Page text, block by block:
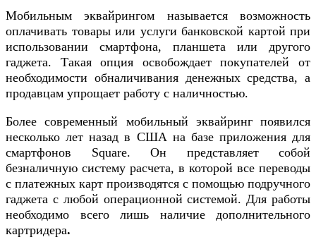
Мобильным эквайрингом называется возможность
оплачивать товары или услуги банковской картой при
использовании смартфона, планшета или другого
гаджета. Такая опция освобождает покупателей от
необходимости обналичивания денежных средства, а
продавцам упрощает работу с наличностью.
Более современный мобильный эквайринг появился
несколько лет назад в США на базе приложения для
смартфонов Square. Он представляет собой
безналичную систему расчета, в которой все переводы
с платежных карт производятся с помощью подручного
гаджета с любой операционной системой. Для работы
необходимо всего лишь наличие дополнительного
картридера.